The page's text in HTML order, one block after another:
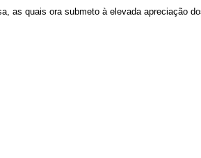
as quais ora submeto à elevada apreciação